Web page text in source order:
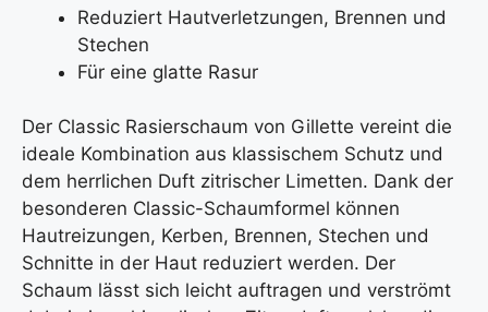
Reduziert Hautverletzungen, Brennen und
Stechen
Für eine glatte Rasur
Der Classic Rasierschaum von Gillette vereint die
ideale Kombination aus klassischem Schutz und
dem herrlichen Duft zitrischer Limetten. Dank der
besonderen Classic-Schaumformel können
Hautreizungen, Kerben, Brennen, Stechen und
Schnitte in der Haut reduziert werden. Der
Schaum lässt sich leicht auftragen und verströmt